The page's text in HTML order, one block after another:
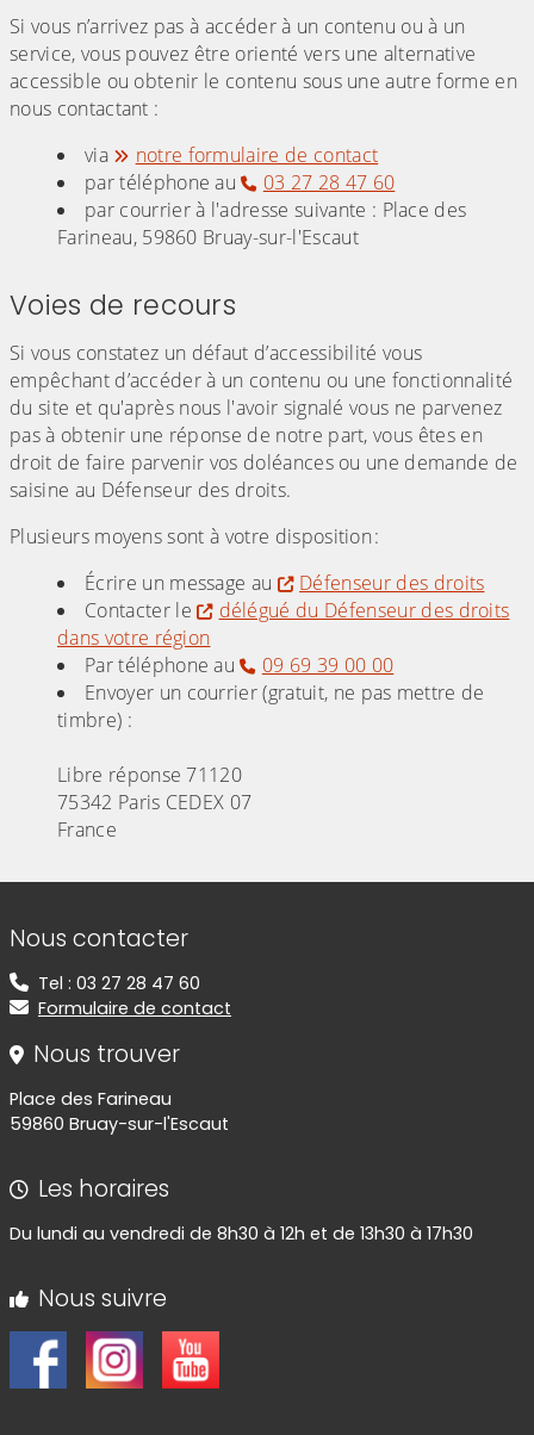
Si vous n’arrivez pas à accéder à un contenu ou à un
service, vous pouvez être orienté vers une alternative
accessible ou obtenir le contenu sous une autre forme en
nous contactant :
via
notre formulaire de contact
par téléphone au
03 27 28 47 60
par courrier à l'adresse suivante : Place des
Farineau, 59860 Bruay-sur-l'Escaut
Voies de recours
Si vous constatez un défaut d’accessibilité vous
empêchant d’accéder à un contenu ou une fonctionnalité
du site et qu'après nous l'avoir signalé vous ne parvenez
pas à obtenir une réponse de notre part, vous êtes en
droit de faire parvenir vos doléances ou une demande de
saisine au Défenseur des droits.
Plusieurs moyens sont à votre disposition :
Écrire un message au
Défenseur des droits
Contacter le
délégué du Défenseur des droits
dans votre région
Par téléphone au
09 69 39 00 00
Envoyer un courrier (gratuit, ne pas mettre de
timbre) :
Libre réponse 71120
75342 Paris CEDEX 07
France
Informations de contact
Nous contacter
Tel : 03 27 28 47 60
Formulaire de contact
Nous trouver
Place des Farineau
59860 Bruay-sur-l'Escaut
Les horaires
Du lundi au vendredi de 8h30 à 12h et de 13h30 à 17h30
Nous suivre